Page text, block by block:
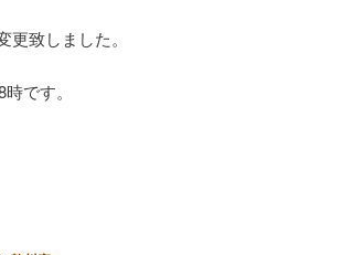
致しました。
です。